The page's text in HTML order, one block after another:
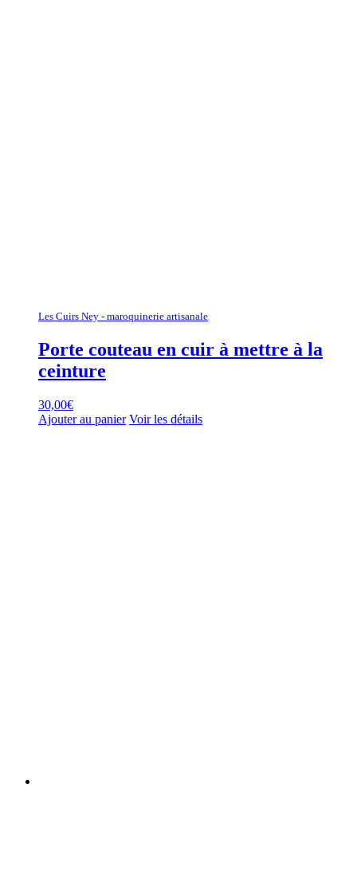
Les Cuirs Ney - maroquinerie artisanale
Porte couteau en cuir à mettre à la
ceinture
30,00€
Ajouter au panier Voir les détails